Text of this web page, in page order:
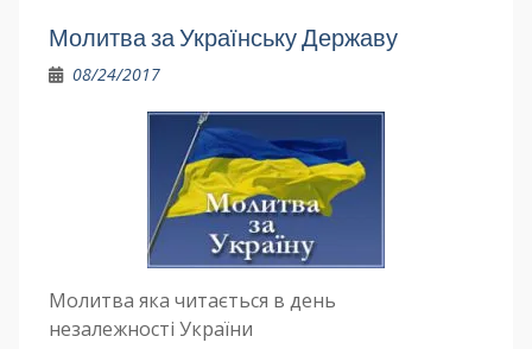
Молитва за Українську Державу
08/24/2017
Молитва яка читається в день
незалежності України